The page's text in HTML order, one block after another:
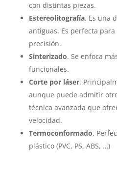
con distintas piezas.
Estereolitografía. Es una
antiguas. Es perfecta
precisión.
Sinterizado. Se enfoca
funcionales.
Corte por láser.
aunque puede admitir
técnica avanzada que
velocidad.
Termoconformado.
plástico (PVC, PS, ABS, …)